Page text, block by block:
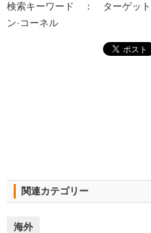
検索キーワード ： ター
ン·コーネル
関連カテゴリー
海外